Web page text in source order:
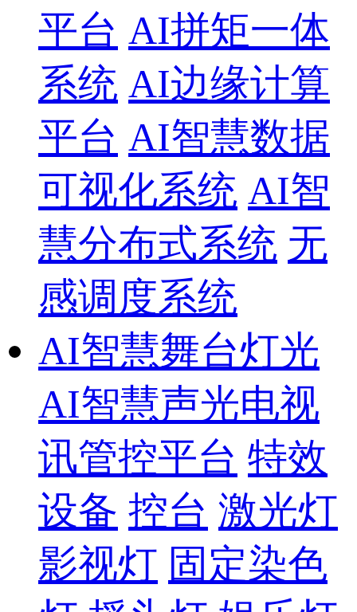
平台 AI拼矩一体
系统 AI边缘计算
平台 AI智慧数据
可视化系统 AI智
慧分布式系统 无
感调度系统
AI智慧舞台灯光
AI智慧声光电视
讯管控平台 特效
设备 控台 激光灯
影视灯 固定染色